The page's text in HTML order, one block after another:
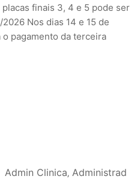
finais 3, 4 e 5 pode ser
Nos dias 14 e 15 de
pagamento da terceira
Admin Clinica‚ Administrad